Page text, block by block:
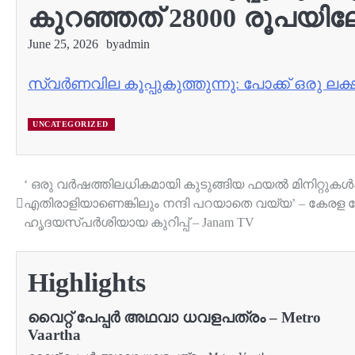
കുറഞ്ഞത് 28000
June 25, 2026 byadmin
സ്വർണവില കൂപ്പുകുത്തുന്നു: പോക്ക് ഒരു
UNCATEGORIZED
Post
navigation
‘ ഒരു വർഷത്തിലധികമായി കുടുങ്ങിയ ഫയൽ
എതിരാളിയാണെങ്കിലും നന്ദി പറയാതെ വയ്യ’ –
ഹൃദയസ്പർശിയായ കുറിപ്പ് – Janam TV
Highlights
വൈറ്റ് പേപ്പര്‍ അഥവാ ധവളപത്രം – Metro
Vaartha